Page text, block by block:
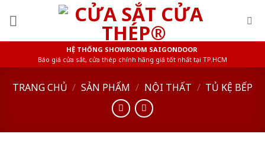
HỆ THỐNG SHOWROOM SAIGONDOOR
Báo giá cửa sắt, cửa thép chính hãng giá tốt nhất tại TP.HCM
TRANG CHỦ / SẢN PHẨM / NỘI THẤT / TỦ KỆ BẾP